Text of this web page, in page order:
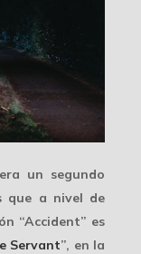
un segundo
que a nivel de
“Accident” es
Servant”, en la